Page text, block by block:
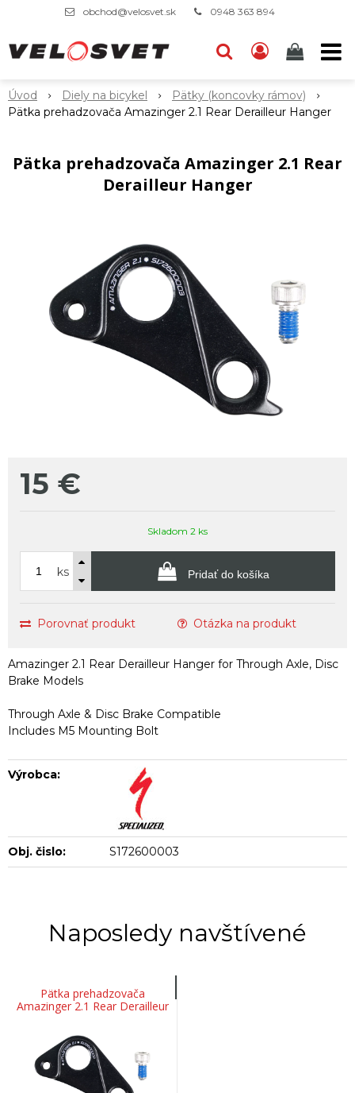
obchod@velosvet.sk 0948 363 894
Úvod Diely na bicykel
Pätky (koncovky rámov)
Pätka prehadzovača Amazinger 2.1 Rear Derailleur Hanger
Pätka prehadzovača Amazinger 2.1 Rear
Derailleur Hanger
15 €
Skladom 2 ks
ks Pridať do košíka
Porovnať produkt Otázka na produkt
Amazinger 2.1 Rear Derailleur Hanger for Through Axle, Disc
Brake Models
Through Axle & Disc Brake Compatible
Includes M5 Mounting Bolt
Výrobca:
Obj. čislo: S172600003
Naposledy navštívené
Pätka prehadzovača
Amazinger 2.1 Rear Derailleur